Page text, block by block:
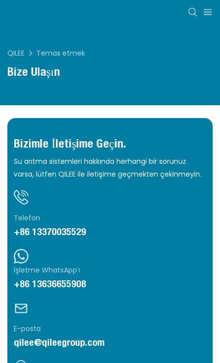
QILEE Temas etmek
Bize Ulaşın
Bizimle İletişime Geçin.
Su arıtma sistemleri hakkında herhangi bir sorunuz
varsa, lütfen QILEE ile iletişime geçmekten çekinmeyin.
Telefon
+86 13370035529
İşletme WhatsApp'ı
+86 13636655908
E-posta
qilee@qileegroup.com